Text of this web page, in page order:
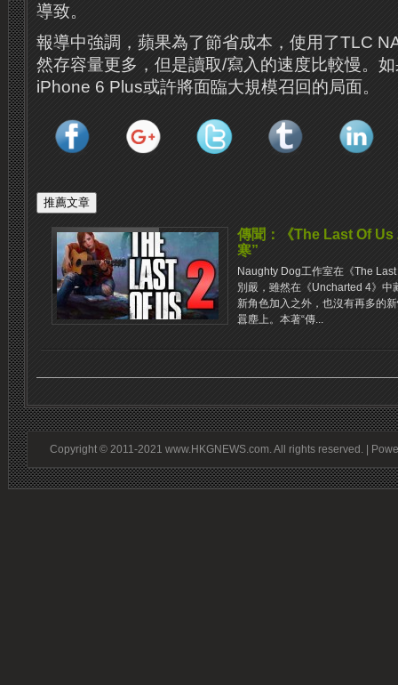
導致。
報導中強調，蘋果為了節省成本，使用了TLC
然存容量更多，但是讀取/寫入的速度比較慢。
iPhone 6 Plus或許將面臨大規模召回的局面。
傳聞：《The Last Of Us
寒”
Naughty Dog工作室在《The
別嚴，雖然在《Uncharted 4》中
新角色加入之外，也沒有再多的
囂塵上。本著“傳...
Copyright © 2011-2021 www.HKGNEWS.com. All rights reserved. |